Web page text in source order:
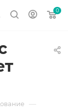
0
—